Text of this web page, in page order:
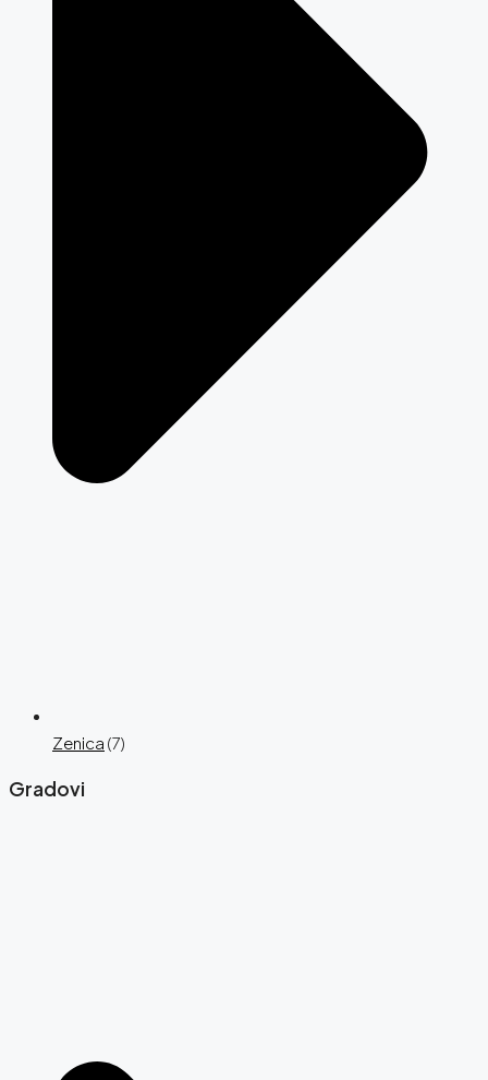
Zenica (7)
Gradovi